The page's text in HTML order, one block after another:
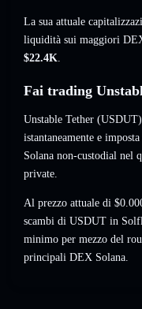
La sua attuale
liquidità sui maggiori
$22.4K.
Fai trading
Unstable Tether
istantaneamente e
Solana non-custodial nel
private.
Al prezzo attuale di
scambi di USDUT in
minimo per mezzo del
principali DEX Solana.